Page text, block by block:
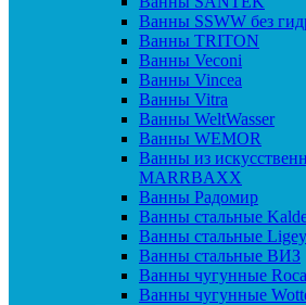
Ванны SSWW без
Ванны TRITON
Ванны Veconi
Ванны Vincea
Ванны Vitra
Ванны WeltWasser
Ванны WEMOR
Ванны из
MARRBAXX
Ванны Радомир
Ванны стальные
Ванны стальные
Ванны стальные ВИЗ
Ванны чугунные Roca
Ванны чугунные